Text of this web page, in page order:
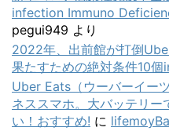
infection Immuno
pegui949 より
2022年、出前館が打倒
果たすための絶対条件10個
Uber Eats（ウーバーイー
ネススマホ。大バッテリー
い！おすすめ! に